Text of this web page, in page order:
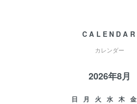
CALENDAR
カレンダー
2026年8月
日 月 火 水 木 金